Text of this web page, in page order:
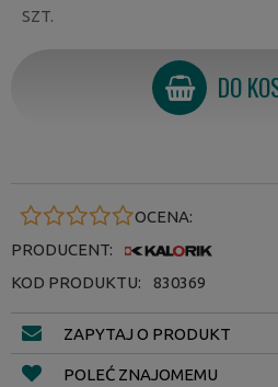
SZT.
DO
OCENA:
PRODUCENT:
KOD PRODUKTU:
830369
ZAPYTAJ O PRODUKT
POLEĆ ZNAJOMEMU